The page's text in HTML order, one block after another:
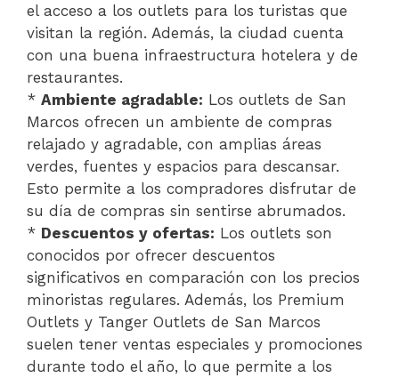
el acceso a los outlets para los turistas que
visitan la región. Además, la ciudad cuenta
con una buena infraestructura hotelera y de
restaurantes.
* Ambiente agradable: Los outlets de San
Marcos ofrecen un ambiente de compras
relajado y agradable, con amplias áreas
verdes, fuentes y espacios para descansar.
Esto permite a los compradores disfrutar de
su día de compras sin sentirse abrumados.
* Descuentos y ofertas: Los outlets son
conocidos por ofrecer descuentos
significativos en comparación con los precios
minoristas regulares. Además, los Premium
Outlets y Tanger Outlets de San Marcos
suelen tener ventas especiales y promociones
durante todo el año, lo que permite a los